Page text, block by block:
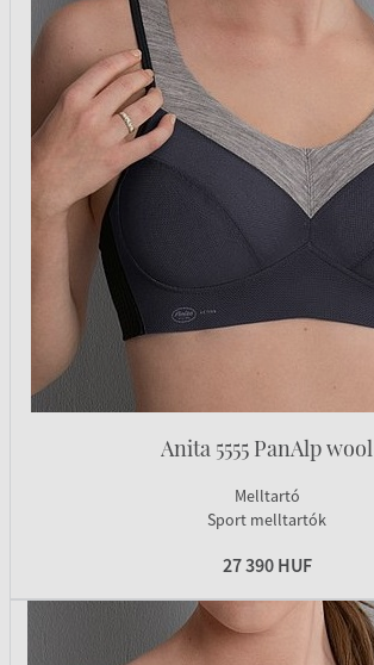
Anita 5555 PanAlp wool
Melltartó
Sport melltartók
27 390 HUF